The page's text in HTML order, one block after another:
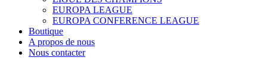
EUROPA LEAGUE
EUROPA CONFERENCE LEAGUE
Boutique
A propos de nous
Nous contacter